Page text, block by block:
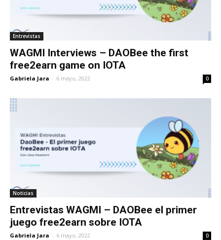
Entrevistas
WAGMI Interviews – DAOBee the first
free2earn game on IOTA
Gabriela Jara - 6 mayo, 2022 0
Noticias
Entrevistas WAGMI – DAOBee el primer
juego free2earn sobre IOTA
Gabriela Jara - 6 mayo, 2022 0